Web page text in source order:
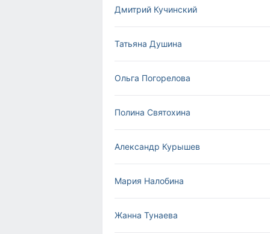
Дмитрий Кучинский
Татьяна Душина
Ольга Погорелова
Полина Святохина
Александр Курышев
Мария Налобина
Жанна Тунаева